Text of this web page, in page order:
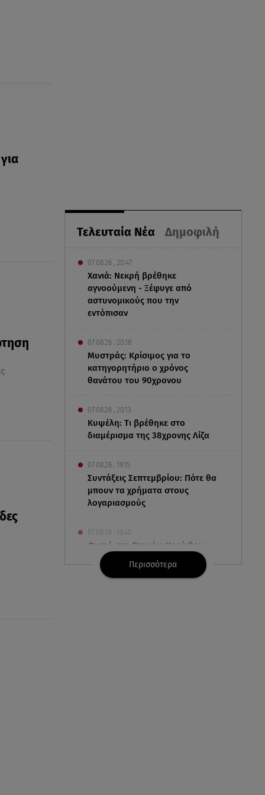
Τελευταία Νέα Δημοφιλή
07.08.26 , 20:47
Χανιά: Νεκρή βρέθηκε
αγνοούμενη - Ξέφυγε από
αστυνομικούς που την
εντόπισαν
07.08.26 , 20:18
Μυστράς: Κρίσιμος για το
κατηγορητήριο ο χρόνος
θανάτου του 90χρονου
07.08.26 , 20:13
Κυψέλη: Tι βρέθηκε στο
διαμέρισμα της 38χρονης Λίζα
07.08.26 , 19:15
Συντάξεις Σεπτεμβρίου: Πότε θα
μπουν τα χρήματα στους
λογαριασμούς
07.08.26 , 18:45
Φωτιά στο Στεφάνι Κορίνθου:
Μήνυμα από το 112 -
Σηκώθηκαν εναέρια μέσα
Περισσότερα